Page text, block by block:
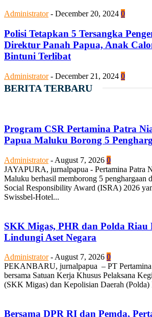
Administrator - December 20, 2024 0
Polisi Tetapkan 5 Tersangka
Direktur Panah Papua, Anak
Bintuni Terlibat
Administrator - December 21, 2024 0
BERITA TERBARU
Program CSR Pertamina Patra
Papua Maluku Borong 5
Administrator - August 7, 2026 0
JAYAPURA, jurnalpapua - Pertamina Patra
Maluku berhasil memborong 5 penghargaan
Social Responsibility Award (ISRA) 2026
Swissbel-Hotel...
SKK Migas, PHR dan Polda Riau
Lindungi Aset Negara
Administrator -August 7, 2026 0
PEKANBARU, jurnalpapua – PT
bersama Satuan Kerja Khusus Pelaksana
(SKK Migas) dan Kepolisian Daerah (Polda)
Bersama DPR RI dan Pemda,